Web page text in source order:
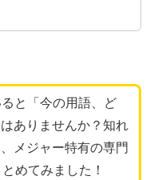
と「今の用語、ど
ありませんか？知れ
メジャー特有の専門
めてみました！